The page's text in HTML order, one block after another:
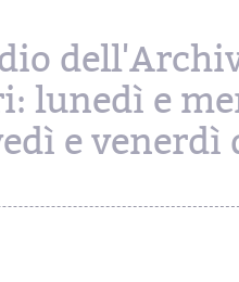
lunedì e
e venerdì